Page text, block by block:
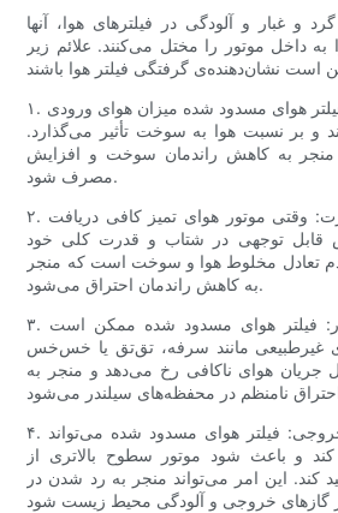
و غبار و آلودگی در فیلترهای هوا، آنها
داخل موتور را مختل می‌کنند. علائم زیر
۱. کاهش راندمان سوخت: فیلتر هوای مسدود شده میزان هوای ورودی
و بر نسبت هوا به سوخت تأثیر می‌گذارد.
منجر به کاهش راندمان سوخت و افزایش
مصرف شود.
۲. شتاب ضعیف و افت قدرت: وقتی موتور هوای تمیز کافی دریافت
قابل توجهی در شتاب و قدرت کلی خود
تعادل مخلوط هوا و سوخت است که منجر
به کاهش راندمان احتراق می‌شود.
۳. صداهای غیرمعمول موتور: فیلتر هوای مسدود شده ممکن است
غیرطبیعی مانند سرفه، تق‌تق یا خس‌خس
جریان هوای ناکافی رخ می‌دهد و منجر به
۴. افزایش انتشار گازهای خروجی: فیلتر هوای مسدود شده می‌تواند
کند و باعث شود موتور سطوح بالاتری از
کند. این امر می‌تواند منجر به رد شدن در